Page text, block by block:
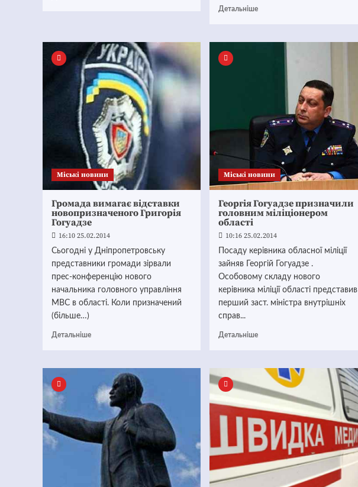
Детальніше
Mіські новини
Громада вимагає відставки
новопризначеного Григорія
Гогуадзе
16:10 25.02.2014
Сьогодні у Дніпропетровську
представники громади зірвали
прес-конференцію нового
начальника головного управління
МВС в області. Коли призначений
(більше…)
Детальніше
Mіські новини
Георгія Гогуадзе призначили
головним міліціонером
області
10:16 25.02.2014
Посаду керівника обласної міліції
зайняв Георгій Гогуадзе .
Особовому складу нового
керівника міліції області представив
перший заст. міністра внутрішніх
справ...
Детальніше